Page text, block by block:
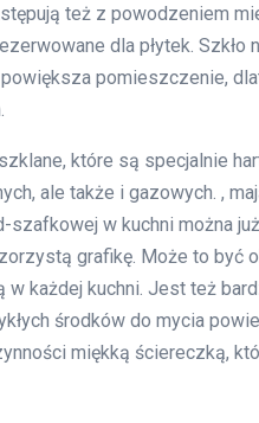
też z powodzeniem
dla płytek. Szkło
pomieszczenie,
które są specjalnie
ale także i gazowych. ,
szafkowej w kuchni można
grafikę. Może to być
każdej kuchni. Jest też
środków do mycia
miękką ściereczką,